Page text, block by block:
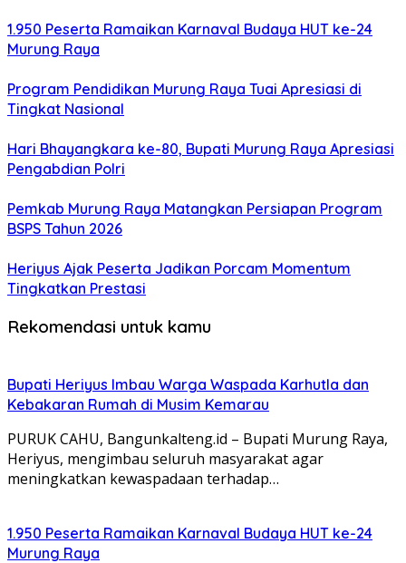
1.950 Peserta Ramaikan Karnaval Budaya HUT ke-24
Murung Raya
Program Pendidikan Murung Raya Tuai Apresiasi di
Tingkat Nasional
Hari Bhayangkara ke-80, Bupati Murung Raya Apresiasi
Pengabdian Polri
Pemkab Murung Raya Matangkan Persiapan Program
BSPS Tahun 2026
Heriyus Ajak Peserta Jadikan Porcam Momentum
Tingkatkan Prestasi
Rekomendasi untuk kamu
Bupati Heriyus Imbau Warga Waspada Karhutla dan
Kebakaran Rumah di Musim Kemarau
PURUK CAHU, Bangunkalteng.id – Bupati Murung Raya,
Heriyus, mengimbau seluruh masyarakat agar
meningkatkan kewaspadaan terhadap…
1.950 Peserta Ramaikan Karnaval Budaya HUT ke-24
Murung Raya